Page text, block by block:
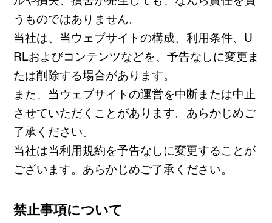
うものではありません。
当社は、当ウェブサイトの構成、利用条件、U
RLおよびコンテンツなどを、予告なしに変更ま
たは削除する場合があります。
また、当ウェブサイトの運営を中断または中止
させていただくことがあります。あらかじめご
了承ください。
当社は当利用規約を予告なしに変更することが
ございます。あらかじめご了承ください。
禁止事項について